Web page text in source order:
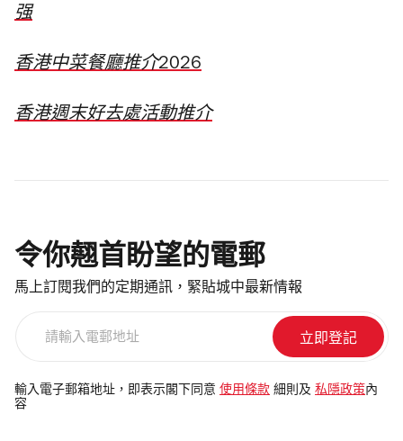
强
香港中菜餐廳推介2026
香港週末好去處活動推介
令你翹首盼望的電郵
馬上訂閱我們的定期通訊，緊貼城中最新情報
電
郵
輸入電子郵箱地址，即表示閣下同意 使用條款 細則及 私隱政策 內
容